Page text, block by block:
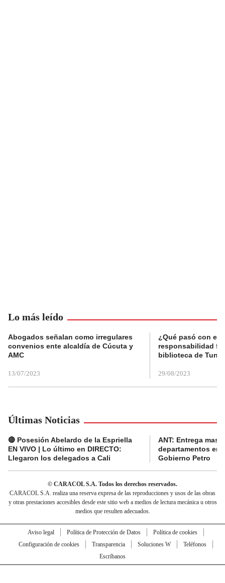
Lo más leído
Abogados señalan como irregulares
convenios ente alcaldía de Cúcuta y
AMC
13/07/2023
¿Qué pasó con el
responsabilidad
biblioteca de
29/08/2023
Últimas Noticias
🔴 Posesión Abelardo de la Espriella
EN VIVO | Lo último en DIRECTO:
Llegaron los delegados a Cali
ANT: Entrega
departamentos en
Gobierno Petro
© CARACOL S.A. Todos los derechos reservados.
CARACOL S.A. realiza una reserva expresa de las reproducciones y usos de las obras
y otras prestaciones accesibles desde este sitio web a medios de lectura mecánica u otros
medios que resulten adecuados.
Aviso legal Política de Protección de Datos
Política de cookies
Configuración de cookies
Transparencia Soluciones W
Teléfonos
Escríbanos